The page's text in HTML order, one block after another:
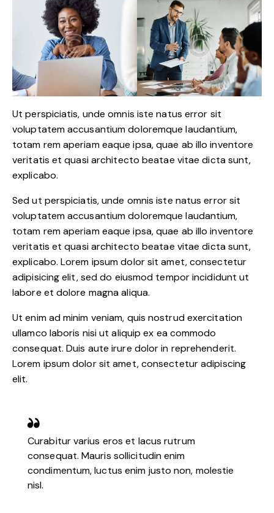
Ut perspiciatis, unde omnis iste natus error sit
voluptatem accusantium doloremque laudantium,
totam rem aperiam eaque ipsa, quae ab illo inventore
veritatis et quasi architecto beatae vitae dicta sunt,
explicabo.
Sed ut perspiciatis, unde omnis iste natus error sit
voluptatem accusantium doloremque laudantium,
totam rem aperiam eaque ipsa, quae ab illo inventore
veritatis et quasi architecto beatae vitae dicta sunt,
explicabo. Lorem ipsum dolor sit amet, consectetur
adipisicing elit, sed do eiusmod tempor incididunt ut
labore et dolore magna aliqua.
Ut enim ad minim veniam, quis nostrud exercitation
ullamco laboris nisi ut aliquip ex ea commodo
consequat. Duis aute irure dolor in reprehenderit.
Lorem ipsum dolor sit amet, consectetur adipiscing
elit.
Curabitur varius eros et lacus rutrum
consequat. Mauris sollicitudin enim
condimentum, luctus enim justo non, molestie
nisl.